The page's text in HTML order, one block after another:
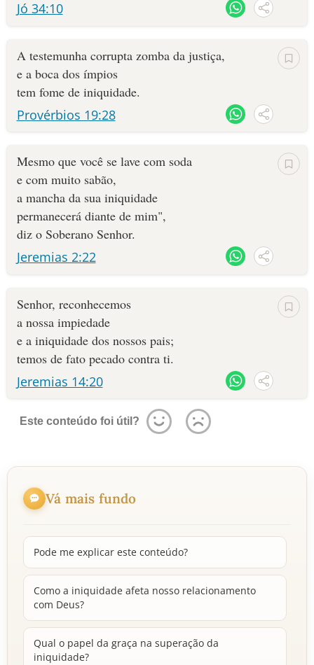
Jó 34:10
A testemunha corrupta zomba da justiça,
e a boca dos ímpios
tem fome de iniquidade.
Provérbios 19:28
Mesmo que você se lave com soda
e com muito sabão,
a mancha da sua iniquidade
permanecerá diante de mim",
diz o Soberano Senhor.
Jeremias 2:22
Senhor, reconhecemos
a nossa impiedade
e a iniquidade dos nossos pais;
temos de fato pecado contra ti.
Jeremias 14:20
Este conteúdo foi útil?
Vá mais fundo
Pode me explicar este conteúdo?
Como a iniquidade afeta nosso relacionamento
com Deus?
Qual o papel da graça na superação da
iniquidade?